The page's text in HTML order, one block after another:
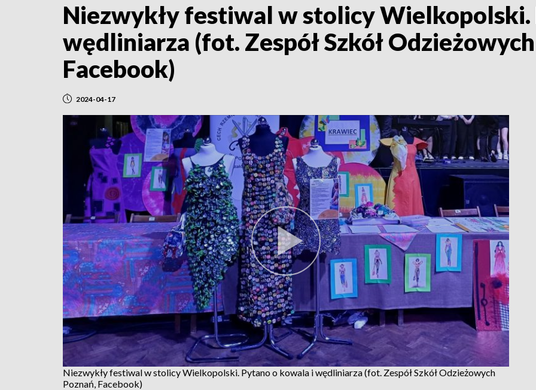
Niezwykły festiwal w stolicy Wielkopolski.
wędliniarza (fot. Zespół Szkół
Facebook)
2024-04-17
Niezwykły festiwal w stolicy Wielkopolski. Pytano o kowala i wędliniarza (fot. Zespół Szkół Odzieżowych
Poznań, Facebook)